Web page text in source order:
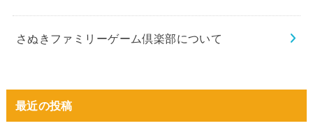
さぬきファミリーゲーム倶楽部について
最近の投稿